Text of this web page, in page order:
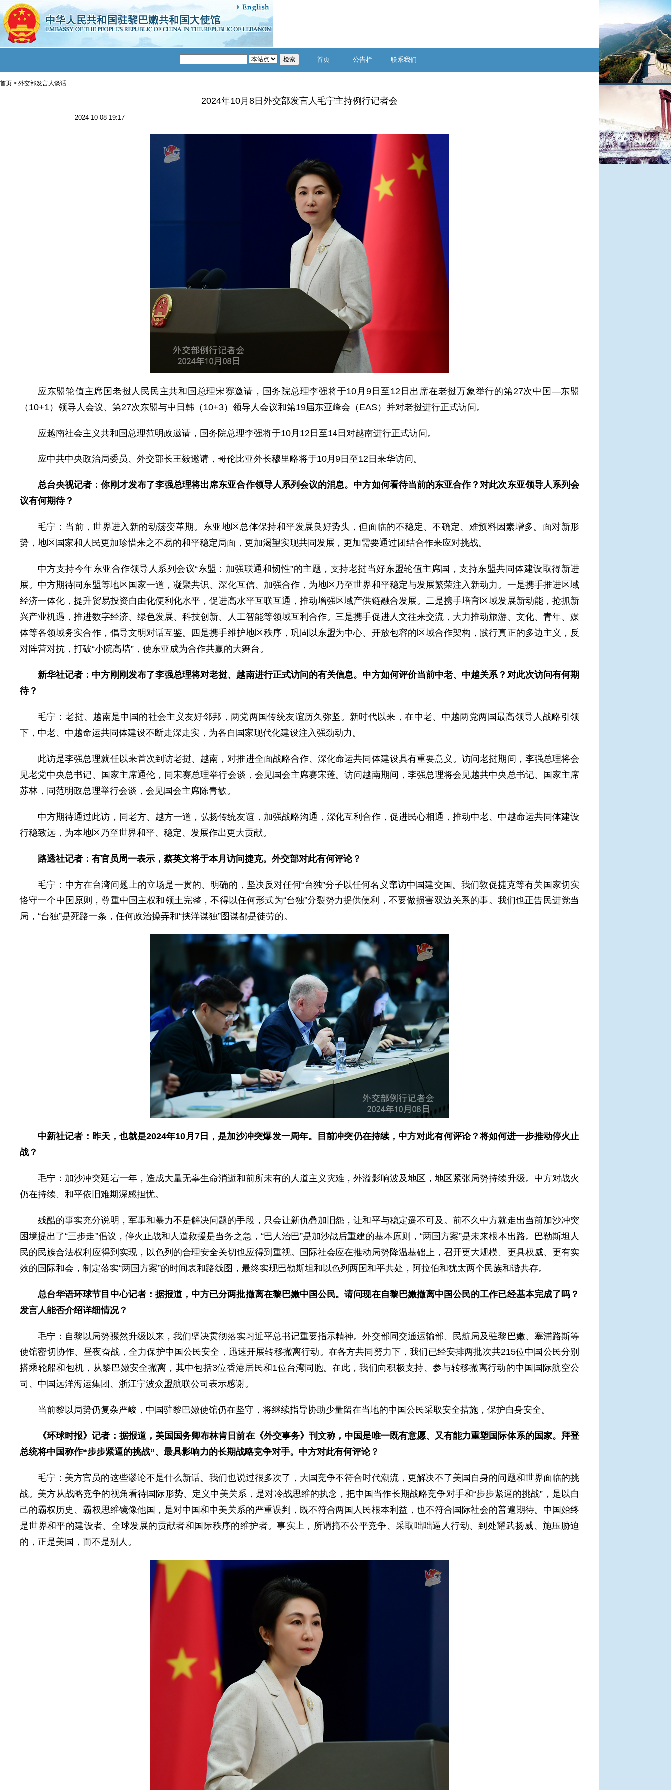
首页 公告栏 联系我们
首页 > 外交部发言人谈话
2024年10月8日外交部发言人毛宁主持例行记者会
2024-10-08 19:17
应东盟轮值主席国老挝人民民主共和国总理宋赛邀请，国务院总理李强将于10月9日至12日出席在老挝万象举行的第27次中国—东盟
（10+1）领导人会议、第27次东盟与中日韩（10+3）领导人会议和第19届东亚峰会（EAS）并对老挝进行正式访问。
应越南社会主义共和国总理范明政邀请，国务院总理李强将于10月12日至14日对越南进行正式访问。
应中共中央政治局委员、外交部长王毅邀请，哥伦比亚外长穆里略将于10月9日至12日来华访问。
总台央视记者：你刚才发布了李强总理将出席东亚合作领导人系列会议的消息。中方如何看待当前的东亚合作？对此次东亚领导人系列会
议有何期待？
毛宁：当前，世界进入新的动荡变革期。东亚地区总体保持和平发展良好势头，但面临的不稳定、不确定、难预料因素增多。面对新形
势，地区国家和人民更加珍惜来之不易的和平稳定局面，更加渴望实现共同发展，更加需要通过团结合作来应对挑战。
中方支持今年东亚合作领导人系列会议“东盟：加强联通和韧性”的主题，支持老挝当好东盟轮值主席国，支持东盟共同体建设取得新进
展。中方期待同东盟等地区国家一道，凝聚共识、深化互信、加强合作，为地区乃至世界和平稳定与发展繁荣注入新动力。一是携手推进区域
经济一体化，提升贸易投资自由化便利化水平，促进高水平互联互通，推动增强区域产供链融合发展。二是携手培育区域发展新动能，抢抓新
兴产业机遇，推进数字经济、绿色发展、科技创新、人工智能等领域互利合作。三是携手促进人文往来交流，大力推动旅游、文化、青年、媒
体等各领域务实合作，倡导文明对话互鉴。四是携手维护地区秩序，巩固以东盟为中心、开放包容的区域合作架构，践行真正的多边主义，反
对阵营对抗，打破“小院高墙”，使东亚成为合作共赢的大舞台。
新华社记者：中方刚刚发布了李强总理将对老挝、越南进行正式访问的有关信息。中方如何评价当前中老、中越关系？对此次访问有何期
待？
毛宁：老挝、越南是中国的社会主义友好邻邦，两党两国传统友谊历久弥坚。新时代以来，在中老、中越两党两国最高领导人战略引领
下，中老、中越命运共同体建设不断走深走实，为各自国家现代化建设注入强劲动力。
此访是李强总理就任以来首次到访老挝、越南，对推进全面战略合作、深化命运共同体建设具有重要意义。访问老挝期间，李强总理将会
见老党中央总书记、国家主席通伦，同宋赛总理举行会谈，会见国会主席赛宋蓬。访问越南期间，李强总理将会见越共中央总书记、国家主席
苏林，同范明政总理举行会谈，会见国会主席陈青敏。
中方期待通过此访，同老方、越方一道，弘扬传统友谊，加强战略沟通，深化互利合作，促进民心相通，推动中老、中越命运共同体建设
行稳致远，为本地区乃至世界和平、稳定、发展作出更大贡献。
路透社记者：有官员周一表示，蔡英文将于本月访问捷克。外交部对此有何评论？
毛宁： 中方在台湾问题上的立场是一贯的、明确的，坚决反对任何“台独”分子以任何名义窜访中国建交国。我们敦促捷克等有关国家切实
恪守一个中国原则，尊重中国主权和领土完整，不得以任何形式为“台独”分裂势力提供便利，不要做损害双边关系的事。我们也正告民进党当
局，“台独”是死路一条，任何政治操弄和“挟洋谋独”图谋都是徒劳的。
中新社记者：昨天，也就是2024年10月7日，是加沙冲突爆发一周年。目前冲突仍在持续，中方对此有何评论？将如何进一步推动停火止
战？
毛宁： 加沙冲突延宕一年，造成大量无辜生命消逝和前所未有的人道主义灾难，外溢影响波及地区，地区紧张局势持续升级。中方对战火
仍在持续、和平依旧难期深感担忧。
残酷的事实充分说明，军事和暴力不是解决问题的手段，只会让新仇叠加旧怨，让和平与稳定遥不可及。前不久中方就走出当前加沙冲突
困境提出了“三步走”倡议，停火止战和人道救援是当务之急，“巴人治巴”是加沙战后重建的基本原则，“两国方案”是未来根本出路。巴勒斯坦人
民的民族合法权利应得到实现，以色列的合理安全关切也应得到重视。国际社会应在推动局势降温基础上，召开更大规模、更具权威、更有实
效的国际和会，制定落实“两国方案”的时间表和路线图，最终实现巴勒斯坦和以色列两国和平共处，阿拉伯和犹太两个民族和谐共存。
总台华语环球节目中心记者：据报道，中方已分两批撤离在黎巴嫩中国公民。请问现在自黎巴嫩撤离中国公民的工作已经基本完成了吗？
发言人能否介绍详细情况？
毛宁： 自黎以局势骤然升级以来，我们坚决贯彻落实习近平总书记重要指示精神。外交部同交通运输部、民航局及驻黎巴嫩、塞浦路斯等
使馆密切协作、昼夜奋战，全力保护中国公民安全，迅速开展转移撤离行动。在各方共同努力下，我们已经安排两批次共215位中国公民分别
搭乘轮船和包机，从黎巴嫩安全撤离，其中包括3位香港居民和1位台湾同胞。在此，我们向积极支持、参与转移撤离行动的中国国际航空公
司、中国远洋海运集团、浙江宁波众盟航联公司表示感谢。
当前黎以局势仍复杂严峻，中国驻黎巴嫩使馆仍在坚守，将继续指导协助少量留在当地的中国公民采取安全措施，保护自身安全。
《环球时报》记者：据报道，美国国务卿布林肯日前在《外交事务》刊文称，中国是唯一既有意愿、又有能力重塑国际体系的国家。拜登
总统将中国称作“步步紧逼的挑战”、最具影响力的长期战略竞争对手。中方对此有何评论？
毛宁： 美方官员的这些谬论不是什么新话。我们也说过很多次了，大国竞争不符合时代潮流，更解决不了美国自身的问题和世界面临的挑
战。美方从战略竞争的视角看待国际形势、定义中美关系，是对冷战思维的执念，把中国当作长期战略竞争对手和“步步紧逼的挑战”，是以自
己的霸权历史、霸权思维镜像他国，是对中国和中美关系的严重误判，既不符合两国人民根本利益，也不符合国际社会的普遍期待。中国始终
是世界和平的建设者、全球发展的贡献者和国际秩序的维护者。事实上，所谓搞不公平竞争、采取咄咄逼人行动、到处耀武扬威、施压胁迫
的，正是美国，而不是别人。